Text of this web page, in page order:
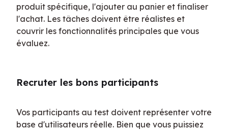
produit spécifique, l'ajouter au panier et finaliser
l'achat. Les tâches doivent être réalistes et
couvrir les fonctionnalités principales que vous
évaluez.
Recruter les bons participants
Vos participants au test doivent représenter votre
base d'utilisateurs réelle. Bien que vous puissiez